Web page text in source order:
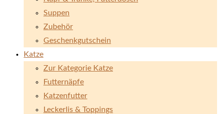
Suppen
Zubehör
Geschenkgutschein
Katze
Zur Kategorie Katze
Futternäpfe
Katzenfutter
Leckerlis & Toppings